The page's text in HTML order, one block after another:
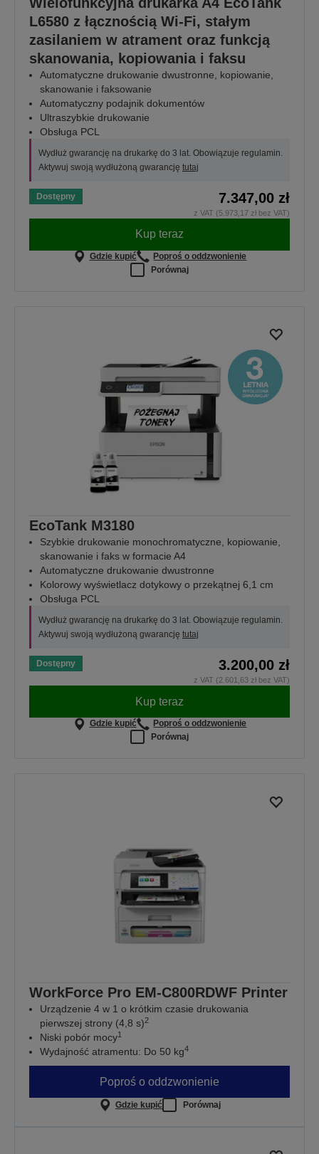
L6580 z łącznością Wi-Fi, stałym
zasilaniem w atrament oraz funkcją
skanowania, kopiowania i faksu
Automatyczne drukowanie dwustronne, kopiowanie,
skanowanie i faksowanie
Automatyczny podajnik dokumentów
Ultraszybkie drukowanie
Obsługa PCL
Wydłuż gwarancję na drukarkę do 3 lat. Obowiązuje regulamin.
Aktywuj swoją wydłużoną gwarancję tutaj
Dostępny 7.347,00 zł
z VAT (5.973,17 zł bez VAT)
Kup teraz
Gdzie kupić
Poproś o oddzwonienie
Porównaj
EcoTank M3180
Szybkie drukowanie monochromatyczne, kopiowanie,
skanowanie i faks w formacie A4
Automatyczne drukowanie dwustronne
Kolorowy wyświetlacz dotykowy o przekątnej 6,1 cm
Obsługa PCL
Wydłuż gwarancję na drukarkę do 3 lat. Obowiązuje regulamin.
Aktywuj swoją wydłużoną gwarancję tutaj
Dostępny 3.200,00 zł
z VAT (2.601,63 zł bez VAT)
Kup teraz
Gdzie kupić
Poproś o oddzwonienie
Porównaj
WorkForce Pro EM-C800RDWF Printer
Urządzenie 4 w 1 o krótkim czasie drukowania
pierwszej strony (4,8 s)2
Niski pobór mocy1
Wydajność atramentu: Do 50 kg4
Poproś o oddzwonienie
Gdzie kupić Porównaj